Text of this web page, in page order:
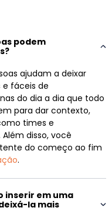
podem
ajudam a deixar
e fáceis de
do dia a dia que todo
para dar contexto,
times e
disso, você
do começo ao fim
.
inserir em uma
la mais